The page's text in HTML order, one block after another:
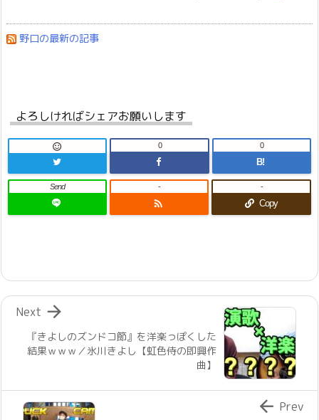
野口の最新の記事
よろしければシェアお願いします
 0
B!
0
Send

-
Copy
-
『きよしのズンドコ節』を洋楽っぽくした
結果ｗｗｗ／氷川きよし【虹色侍の即興作
曲】

Next
 Prev